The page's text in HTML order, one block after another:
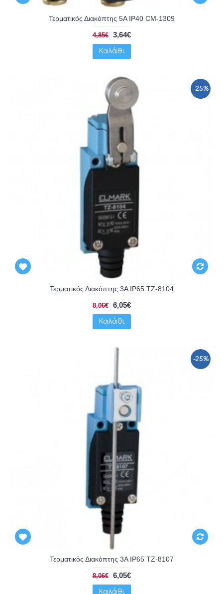
Τερματικός Διακόπτης 5A IP40 CM-1309
4,85€ 3,64€
Καλάθι
-25%
Τερματικός Διακόπτης 3A IP65 TZ-8104
8,06€ 6,05€
Καλάθι
-25%
Τερματικός Διακόπτης 3A IP65 TZ-8107
8,06€ 6,05€
Καλάθι